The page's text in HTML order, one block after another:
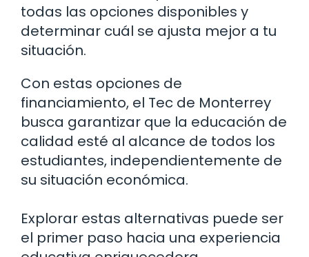
todas las opciones disponibles y
determinar cuál se ajusta mejor a tu
situación.
Con estas opciones de
financiamiento, el Tec de Monterrey
busca garantizar que la educación de
calidad esté al alcance de todos los
estudiantes, independientemente de
su situación económica.
Explorar estas alternativas puede ser
el primer paso hacia una experiencia